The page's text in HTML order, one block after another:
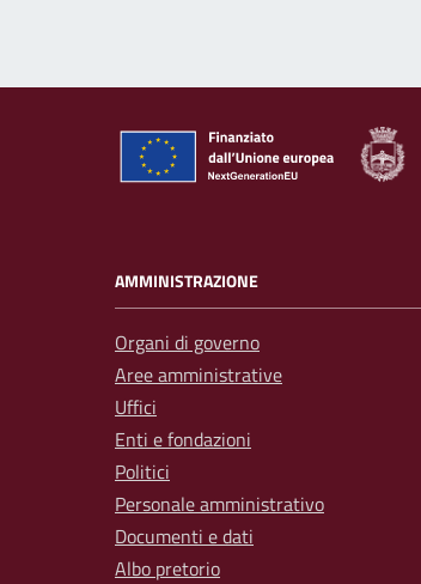
AMMINISTRAZIONE
Organi di governo
Aree amministrative
Uffici
Enti e fondazioni
Politici
Personale amministrativo
Documenti e dati
Albo pretorio